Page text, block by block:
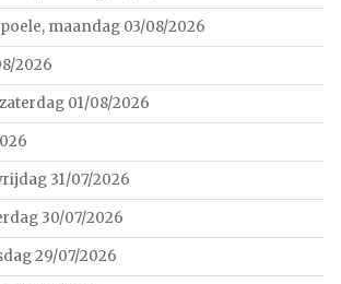
maandag 03/08/2026
2026
01/08/2026
31/07/2026
30/07/2026
29/07/2026